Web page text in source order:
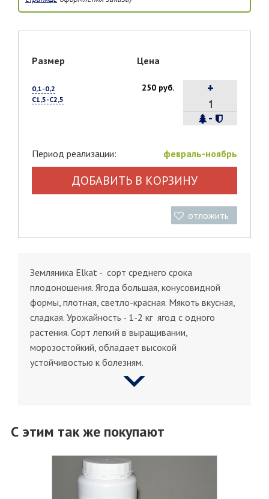
Размер Цена
0,1-0,2
С1,5-С2,5
250 руб.
-
+
Период реализации: февраль-ноябрь
ДОБАВИТЬ В КОРЗИНУ
отложить
Земляника Elkat - сорт среднего срока
плодоношения. Ягода большая, конусовидной
формы, плотная, светло-красная. Мякоть вкусная,
сладкая. Урожайность - 1-2 кг ягод с одного
растения. Сорт легкий в выращивании,
морозостойкий, обладает высокой
устойчивостью к болезням.
С этим так же покупают